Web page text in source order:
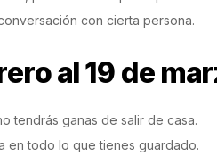
con cierta persona.
al 19 de
tendrás ganas de salir de casa.
en todo lo que tienes guardado.